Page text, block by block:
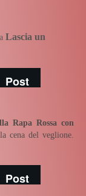
Lascia un
Post
Rapa Rossa con
cena del veglione.
Post